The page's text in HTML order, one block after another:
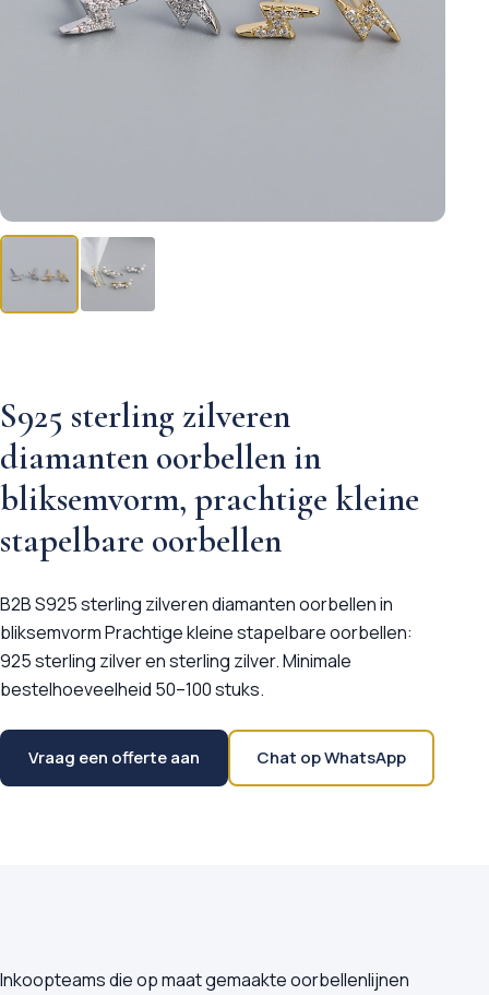
S925 sterling zilveren
diamanten oorbellen in
bliksemvorm, prachtige kleine
stapelbare oorbellen
B2B S925 sterling zilveren diamanten oorbellen in
bliksemvorm Prachtige kleine stapelbare oorbellen:
925 sterling zilver en sterling zilver. Minimale
bestelhoeveelheid 50–100 stuks.
Vraag een offerte aan Chat op WhatsApp
Inkoopteams die op maat gemaakte oorbellenlijnen